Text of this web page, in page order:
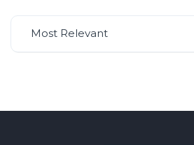
Most Relevant